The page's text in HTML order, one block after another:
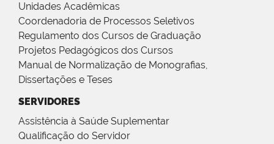
Unidades Acadêmicas
Coordenadoria de Processos Seletivos
Regulamento dos Cursos de Graduação
Projetos Pedagógicos dos Cursos
Manual de Normalização de Monografias,
Dissertações e Teses
SERVIDORES
Assistência à Saúde Suplementar
Qualificação do Servidor